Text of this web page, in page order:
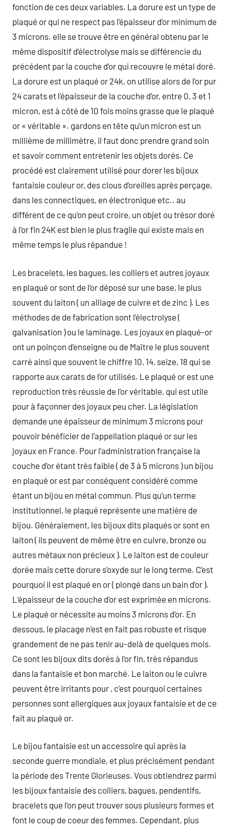
fonction de ces deux variables. La dorure est un type de
plaqué or qui ne respect pas l’épaisseur d’or minimum de
3 microns. elle se trouve être en général obtenu par le
même dispositif d’électrolyse mais se différencie du
précédent par la couche d’or qui recouvre le métal doré.
La dorure est un plaqué or 24k, on utilise alors de l’or pur
24 carats et l’épaisseur de la couche d’or, entre 0, 3 et 1
micron, est à côté de 10 fois moins grasse que le plaqué
or « véritable ». gardons en tête qu’un micron est un
millième de millimètre, il faut donc prendre grand soin
et savoir comment entretenir les objets dorés. Ce
procédé est clairement utilisé pour dorer les bijoux
fantaisie couleur or, des clous d’oreilles après perçage,
dans les connectiques, en électronique etc.. au
différent de ce qu’on peut croire, un objet ou trésor doré
à l’or fin 24K est bien le plus fragile qui existe mais en
même temps le plus répandue !
Les bracelets, les bagues, les colliers et autres joyaux
en plaqué or sont de l’or déposé sur une base, le plus
souvent du laiton ( un alliage de cuivre et de zinc ). Les
méthodes de de fabrication sont l’électrolyse (
galvanisation ) ou le laminage. Les joyaux en plaqué-or
ont un poinçon d’enseigne ou de Maître le plus souvent
carré ainsi que souvent le chiffre 10, 14, seize, 18 qui se
rapporte aux carats de l’or utilisés. Le plaqué or est une
reproduction très réussie de l’or véritable, qui est utile
pour à façonner des joyaux peu cher. La législation
demande une épaisseur de minimum 3 microns pour
pouvoir bénéficier de l’appellation plaqué or sur les
joyaux en France. Pour l’administration française la
couche d’or étant très faible ( de 3 à 5 microns ) un bijou
en plaqué or est par conséquent considéré comme
étant un bijou en métal commun. Plus qu’un terme
institutionnel, le plaqué représente une matière de
bijou. Généralement, les bijoux dits plaqués or sont en
laiton ( ils peuvent de même être en cuivre, bronze ou
autres métaux non précieux ). Le laiton est de couleur
dorée mais cette dorure s’oxyde sur le long terme. C’est
pourquoi il est plaqué en or ( plongé dans un bain d’or ).
L’épaisseur de la couche d’or est exprimée en microns.
Le plaqué or nécessite au moins 3 microns d’or. En
dessous, le placage n’est en fait pas robuste et risque
grandement de ne pas tenir au-delà de quelques mois.
Ce sont les bijoux dits dorés à l’or fin, très répandus
dans la fantaisie et bon marché. Le laiton ou le cuivre
peuvent être irritants pour , c’est pourquoi certaines
personnes sont allergiques aux joyaux fantaisie et de ce
fait au plaqué or.
Le bijou fantaisie est un accessoire qui après la
seconde guerre mondiale, et plus précisément pendant
la période des Trente Glorieuses. Vous obtiendrez parmi
les bijoux fantaisie des colliers, bagues, pendentifs,
bracelets que l’on peut trouver sous plusieurs formes et
font le coup de coeur des femmes. Cependant, plus